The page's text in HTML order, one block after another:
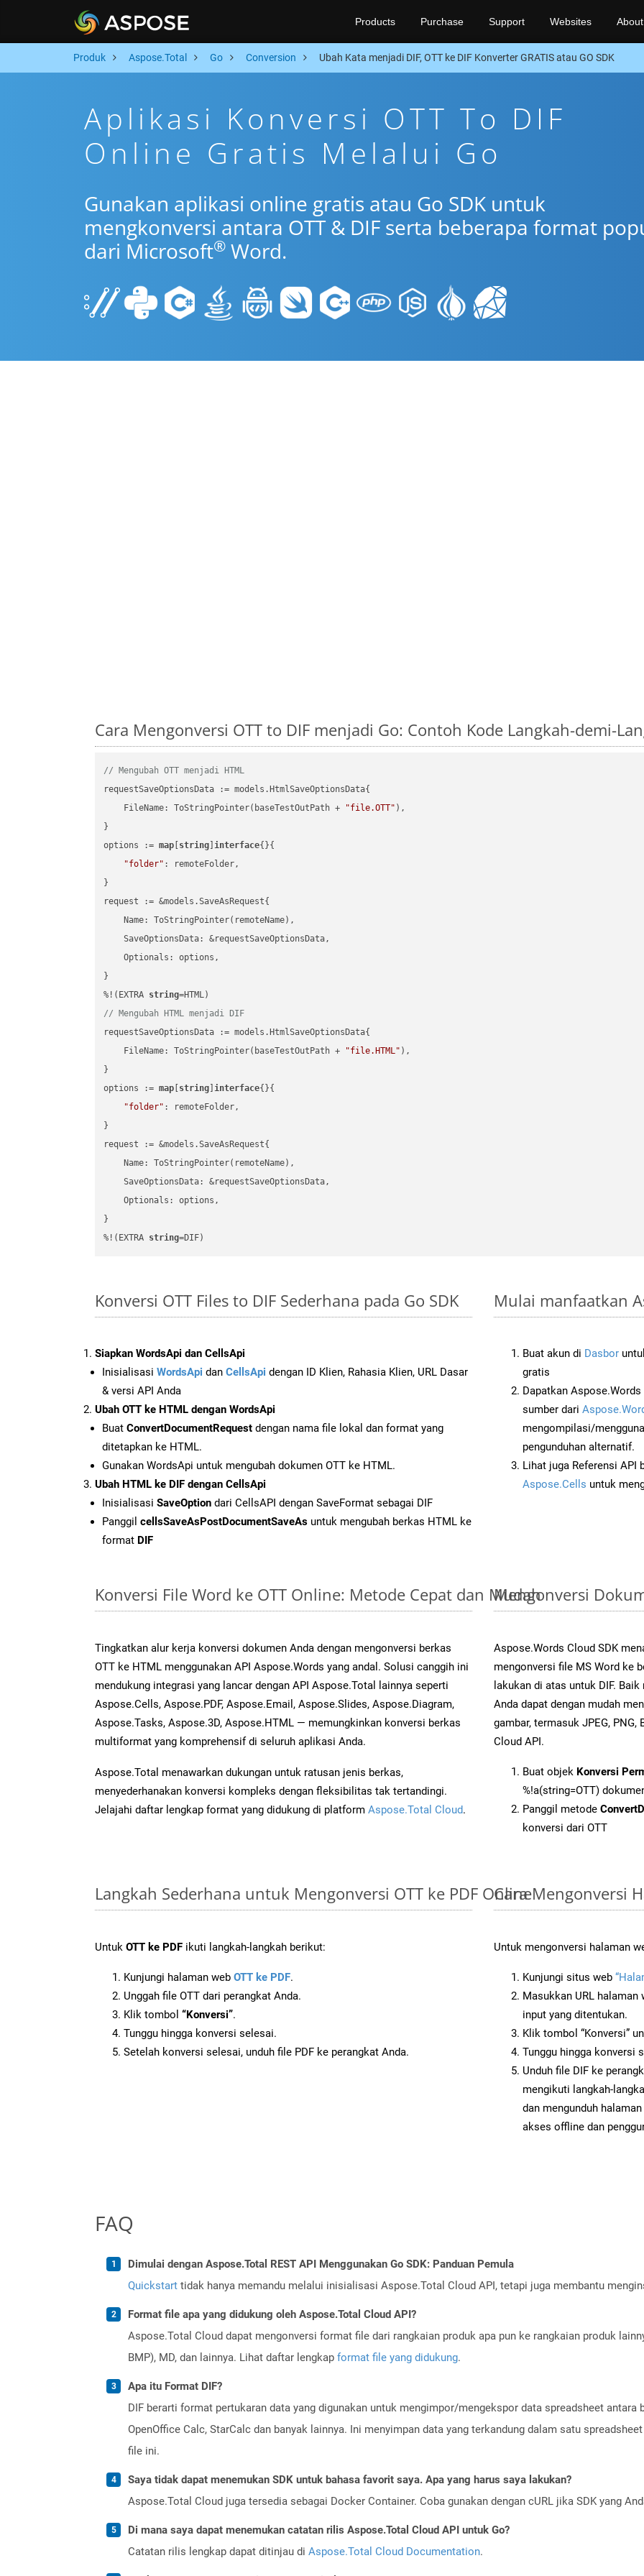
Products Purchase Support Websites About
Produk Aspose.Total Go Conversion Ubah Kata menjadi DIF, OTT ke DIF Konverter GRATIS atau GO SDK
Aplikasi Konversi OTT To DIF
Online Gratis Melalui Go
Gunakan aplikasi online gratis atau Go SDK untuk
mengkonversi antara OTT & DIF serta beberapa format
dari Microsoft® Word.
Cara Mengonversi OTT to DIF menjadi Go: Contoh Kode Langkah-demi-
// Mengubah OTT menjadi HTML
requestSaveOptionsData := models.HtmlSaveOptionsData{
    FileName: ToStringPointer(baseTestOutPath +
"file.OTT" ),
}
options := map string ]interface{}{
"folder" : remoteFolder,
}
request := &models.SaveAsRequest{
    Name: ToStringPointer(remoteName),
    SaveOptionsData: &requestSaveOptionsData,
    Optionals: options,
}
%!(EXTRA string
// Mengubah HTML menjadi DIF
requestSaveOptionsData := models.HtmlSaveOptionsData{
    FileName: ToStringPointer(baseTestOutPath +
"file.HTML" ),
}
options := map string ]interface{}{
"folder" : remoteFolder,
}
request := &models.SaveAsRequest{
    Name: ToStringPointer(remoteName),
    SaveOptionsData: &requestSaveOptionsData,
    Optionals: options,
}
%!(EXTRA string=DIF)
Konversi OTT Files to DIF Sederhana pada Go SDK
Siapkan WordsApi dan CellsApi
Inisialisasi WordsApi dan CellsApi dengan ID Klien, Rahasia Klien, URL Dasar
& versi API Anda
Ubah OTT ke HTML dengan WordsApi
Buat ConvertDocumentRequest dengan nama file lokal dan format yang
ditetapkan ke HTML.
Gunakan WordsApi untuk mengubah dokumen OTT ke HTML.
Ubah HTML ke DIF dengan CellsApi
Inisialisasi SaveOption dari CellsAPI dengan SaveFormat sebagai DIF
Panggil cellsSaveAsPostDocumentSaveAs untuk mengubah berkas HTML ke
format DIF
Mulai manfaatkan
Buat akun di Dasbor
gratis
Dapatkan
sumber dari
mengompilasi/
pengunduhan alternatif.
Lihat juga Referensi API
Aspose.Cells untuk
Konversi File Word ke OTT Online: Metode Cepat dan Mudah
Tingkatkan alur kerja konversi dokumen Anda dengan mengonversi berkas
OTT ke HTML menggunakan API Aspose.Words yang andal. Solusi canggih ini
mendukung integrasi yang lancar dengan API Aspose.Total lainnya seperti
Aspose.Cells, Aspose.PDF, Aspose.Email, Aspose.Slides, Aspose.Diagram,
Aspose.Tasks, Aspose.3D, Aspose.HTML — memungkinkan konversi berkas
multiformat yang komprehensif di seluruh aplikasi Anda.
Aspose.Total menawarkan dukungan untuk ratusan jenis berkas,
menyederhanakan konversi kompleks dengan fleksibilitas tak tertandingi.
Jelajahi daftar lengkap format yang didukung di platform Aspose.Total Cloud.
Mengonversi
Aspose.Words Cloud SDK
mengonversi file MS Word ke
lakukan di atas untuk DIF.
Anda dapat dengan mudah
gambar, termasuk JPEG, PNG,
Cloud API.
Buat objek Konversi
%!a(string=OTT)
Panggil metode
konversi dari OTT
Langkah Sederhana untuk Mengonversi OTT ke PDF Online
Untuk OTT ke PDF ikuti langkah-langkah berikut:
Kunjungi halaman web OTT ke PDF.
Unggah file OTT dari perangkat Anda.
Klik tombol “Konversi”.
Tunggu hingga konversi selesai.
Setelah konversi selesai, unduh file PDF ke perangkat Anda.
Cara Mengonversi
Untuk mengonversi halaman
Kunjungi situs web
Masukkan URL
input yang ditentukan.
Klik tombol “Konversi”
Tunggu hingga konversi
Unduh file DIF ke
mengikuti langkah-
dan mengunduh
akses offline dan
FAQ
Dimulai dengan Aspose.Total REST API Menggunakan Go SDK: Panduan Pemula
Quickstart tidak hanya memandu melalui inisialisasi Aspose.Total Cloud API, tetapi juga membantu
Format file apa yang didukung oleh Aspose.Total Cloud API?
Aspose.Total Cloud dapat mengonversi format file dari rangkaian produk apa pun ke rangkaian produk
BMP), MD, dan lainnya. Lihat daftar lengkap format file yang didukung.
Apa itu Format DIF?
DIF berarti format pertukaran data yang digunakan untuk mengimpor/mengekspor data spreadsheet
OpenOffice Calc, StarCalc dan banyak lainnya. Ini menyimpan data yang terkandung dalam satu
file ini.
Saya tidak dapat menemukan SDK untuk bahasa favorit saya. Apa yang harus saya lakukan?
Aspose.Total Cloud juga tersedia sebagai Docker Container. Coba gunakan dengan cURL jika SDK yang
Di mana saya dapat menemukan catatan rilis Aspose.Total Cloud API untuk Go?
Catatan rilis lengkap dapat ditinjau di Aspose.Total Cloud Documentation.